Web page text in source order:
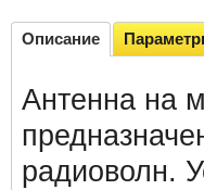
Описание
Антенна на
радиоволн.